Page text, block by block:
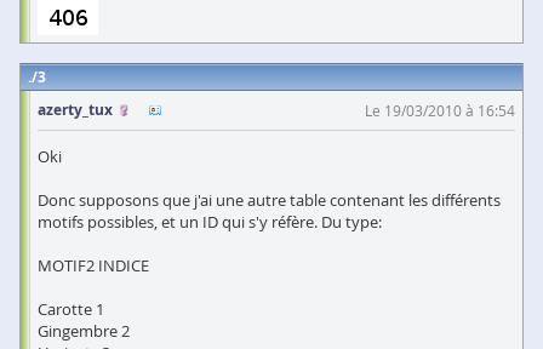
3
azerty_tux
Le 19/03/2010 à 16:54
Oki
Donc supposons que j'ai une autre table contenant les différents
motifs possibles, et un ID qui s'y réfère. Du type:
MOTIF2 INDICE
Carotte 1
Gingembre 2